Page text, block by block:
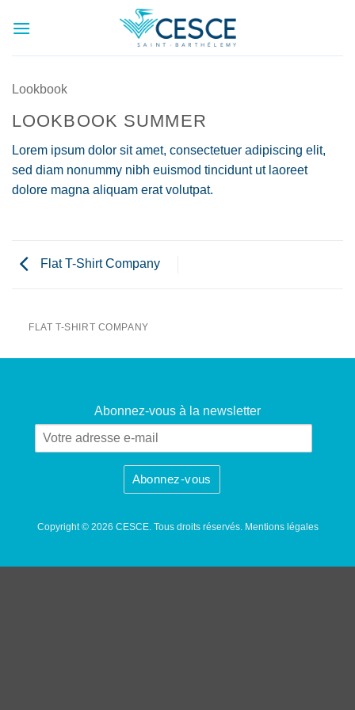
Lookbook
LOOKBOOK SUMMER
Lorem ipsum dolor sit amet, consectetuer adipiscing elit,
sed diam nonummy nibh euismod tincidunt ut laoreet
dolore magna aliquam erat volutpat.
Flat T-Shirt Company
FLAT T-SHIRT COMPANY
Abonnez-vous à la newsletter
Copyright © 2026 CESCE. Tous droits réservés. Mentions légales